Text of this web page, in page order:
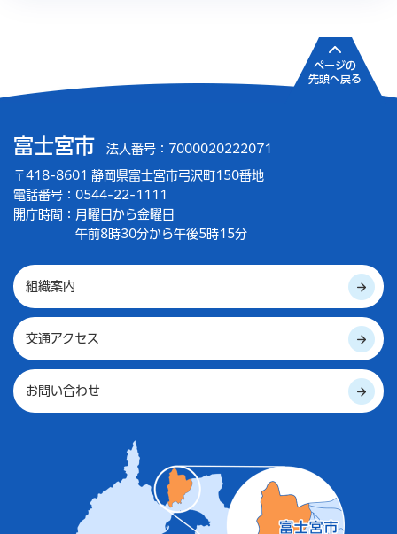
富士宮市 法人番号：7000020222071
〒418-8601 静岡県富士宮市弓沢町150番地
電話番号：0544-22-1111
開庁時間： 月曜日から金曜日
午前8時30分から午後5時15分
組織案内
交通アクセス
お問い合わせ
ページの
先頭へ戻る